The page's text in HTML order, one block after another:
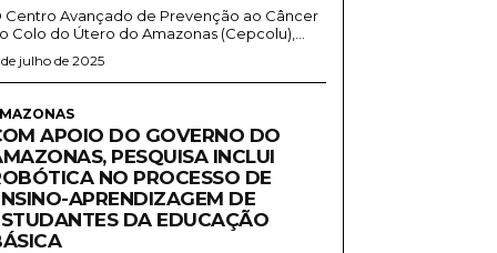
Centro Avançado de Prevenção ao Câncer
Colo do Útero do Amazonas (Cepcolu),...
de julho de 2025
APOIO DO GOVERNO DO
PESQUISA INCLUI
NO PROCESSO DE
APRENDIZAGEM DE
DA EDUCAÇÃO